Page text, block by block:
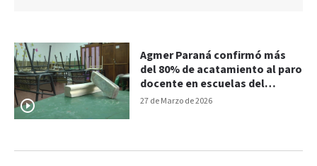
27 de Marzo de 2026
Agmer Paraná confirmó más
del 80% de acatamiento al paro
docente en escuelas del
departamento